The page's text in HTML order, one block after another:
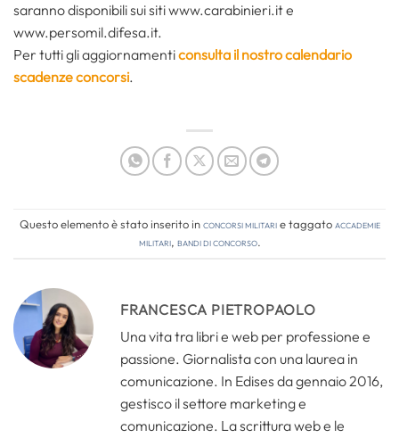
saranno disponibili sui siti www.carabinieri.it e
www.persomil.difesa.it.
Per tutti gli aggiornamenticonsulta il nostro calendario
scadenze concorsi.
Questo elemento è stato inserito inConcorsi Militarie taggatoaccademie
militari, bandi di concorso.
FRANCESCA PIETROPAOLO
Una vita tra libri e web per professione e
passione. Giornalista con una laurea in
comunicazione. In Edises da gennaio 2016,
gestisco il settore marketing e
comunicazione. La scrittura web e le